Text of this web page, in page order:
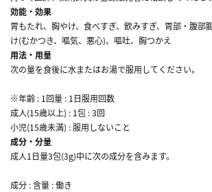
効能・効果
胃もたれ、胸やけ、食べすぎ、飲みすぎ、胃部・腹部
け(むかつき、嘔気、悪心)、嘔吐、胸つかえ
用法・用量
次の量を食後に水またはお湯で服用してください。
※年齢 : 1回量 : 1日服用回数
成人(15歳以上) : 1包 : 3回
小児(15歳未満) : 服用しないこと
成分・分量
成人1日量3包(3g)中に次の成分を含みます。
成分 : 含量 : 働き